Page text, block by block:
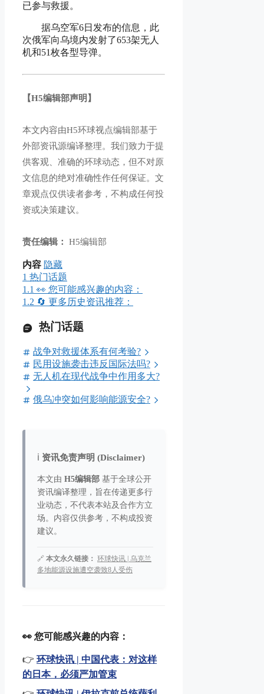
已参与救援。
据乌空军6日发布的信息，此
次俄军向乌境内发射了653架无人
机和51枚各型导弹。
【H5编辑部声明】
本文内容由H5环球视点编辑部基于
外部资讯源编译整理。我们致力于提
供客观、准确的环球动态，但不对原
文信息的绝对准确性作任何保证。文
章观点仅供读者参考，不构成任何投
资或决策建议。
责任编辑： H5编辑部
内容 隐藏
1 热门话题
1.1 👀 您可能感兴趣的内容：
1.2 🔄 更多历史资讯推荐：
热门话题
战争对救援体系有何考验?
民用设施袭击违反国际法吗?
无人机在现代战争中作用多大?
俄乌冲突如何影响能源安全?
ℹ️ 资讯免责声明 (Disclaimer)
本文由 H5编辑部 基于全球公开
资讯编译整理，旨在传递更多行
业动态，不代表本站及合作方立
场。内容仅供参考，不构成投资
建议。
🔗 本文永久链接： 环球快讯 | 乌克兰
多地能源设施遭空袭致8人受伤
👀 您可能感兴趣的内容：
👉 环球快讯 | 中国代表：对这样
的日本，必须严加管束